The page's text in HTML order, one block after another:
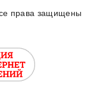
права защищены